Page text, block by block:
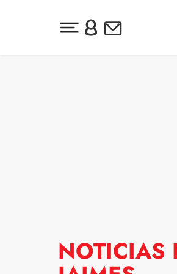
Desplegar menú
Inicia sesión o
Newsletter
NOTICIAS